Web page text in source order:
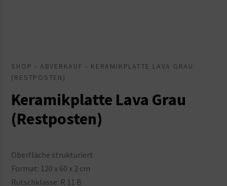
SHOP › ABVERKAUF › KERAMIKPLATTE LAVA GRAU
(RESTPOSTEN)
Keramikplatte Lava Grau
(Restposten)
Oberfläche strukturiert
Format: 120 x 60 x 2 cm
Rutschklasse: R 11 B